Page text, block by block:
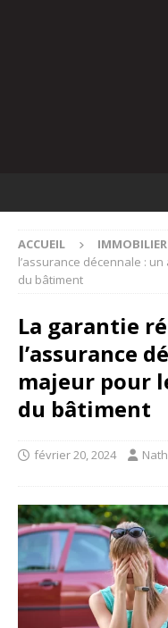
ACCUEIL IMMOBILIER
l’assurance décennale :
du bâtiment
La garantie
l’assurance
majeur pour
du bâtiment
février 20, 2024